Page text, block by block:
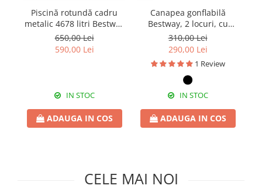
Pilote cu blăniță
Piscină rotundă cadru
metalic 4678 litri Bestway
Steel Pro Max 305x76 cm
650,00 Lei
590,00 Lei
IN STOC
ADAUGA IN COS
Canapea gonflabilă
Bestway, 2 locuri, cu
pompă inclusă 186 x 145
x 64 cm
310,00 Lei
290,00 Lei
1 Review
IN STOC
ADAUGA IN COS
CELE MAI NOI